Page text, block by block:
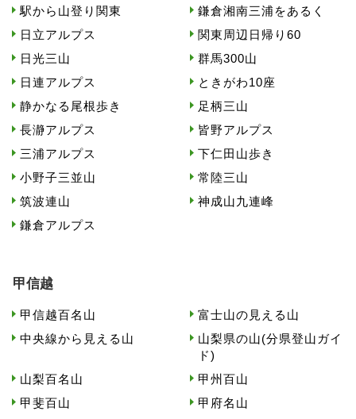
駅から山登り関東
鎌倉湘南三浦をあるく
日立アルプス
関東周辺日帰り60
日光三山
群馬300山
日連アルプス
ときがわ10座
静かなる尾根歩き
足柄三山
長瀞アルプス
皆野アルプス
三浦アルプス
下仁田山歩き
小野子三並山
常陸三山
筑波連山
神成山九連峰
鎌倉アルプス
甲信越
甲信越百名山
富士山の見える山
中央線から見える山
山梨県の山(分県登山ガイ
ド)
山梨百名山
甲州百山
甲斐百山
甲府名山